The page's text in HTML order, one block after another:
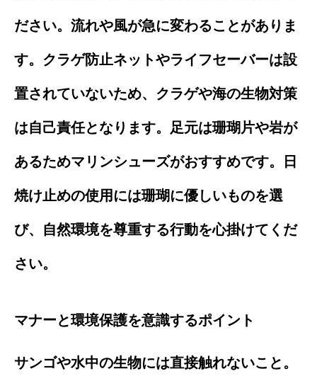
ださい。流れや風が急に変わることがありま
す。クラゲ防止ネットやライフセーバーは設
置されていないため、クラゲや海の生物対策
は自己責任となります。足元は珊瑚片や岩が
あるためマリンシューズがおすすめです。日
焼け止めの使用には珊瑚に優しいものを選
び、自然環境を尊重する行動を心掛けてくだ
さい。
マナーと環境保護を意識するポイント
サンゴや水中の生物には直接触れないこと。